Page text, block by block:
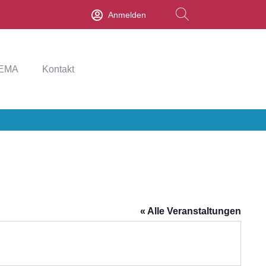
Anmelden
Kontakt
« Alle Veranstaltungen